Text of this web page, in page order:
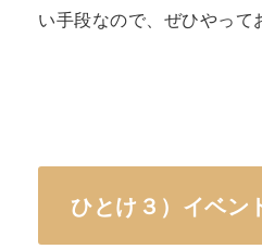
い手段なので、ぜひやって
ひとけ３）イベン